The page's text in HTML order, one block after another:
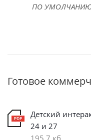
ПО УМОЛЧАНИЮ/
Готовое
Детский
24 и 27
195,7 кб